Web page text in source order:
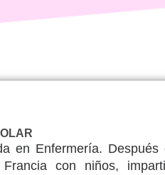
en Enfermería.
con niños,